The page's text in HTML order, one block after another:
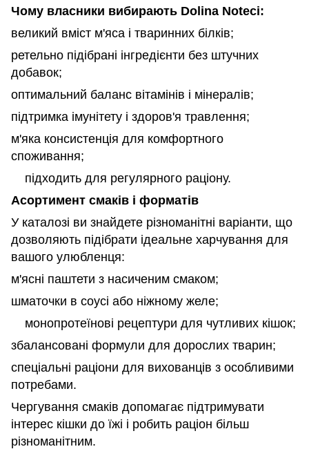
Чому власники вибирають Dolina Noteci:
великий вміст м'яса і тваринних білків;
ретельно підібрані інгредієнти без штучних
добавок;
оптимальний баланс вітамінів і мінералів;
підтримка імунітету і здоров'я травлення;
м'яка консистенція для комфортного
споживання;
підходить для регулярного раціону.
Асортимент смаків і форматів
У каталозі ви знайдете різноманітні варіанти, що
дозволяють підібрати ідеальне харчування для
вашого улюбленця:
м'ясні паштети з насиченим смаком;
шматочки в соусі або ніжному желе;
монопротеїнові рецептури для чутливих кішок;
збалансовані формули для дорослих тварин;
спеціальні раціони для вихованців з особливими
потребами.
Чергування смаків допомагає підтримувати
інтерес кішки до їжі і робить раціон більш
різноманітним.